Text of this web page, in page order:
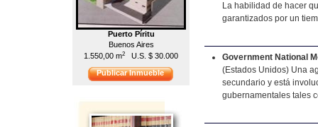
Puerto Píritu
Buenos Aires
1.550,00 m2 U.S. $ 30.000
Chacao
55,00 m
U.S. $ 176.000
Publicar Inmueble
La habilidad de hacer
garantizados por un
Government National
(Estados Unidos) Una
secundario y está
gubernamentales tales